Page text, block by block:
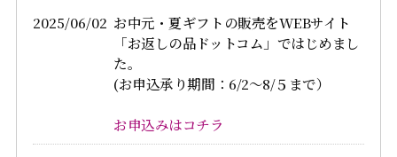
2025/06/02 お中元・夏ギフトの販売をWEBサイト
「お返しの品ドットコム」ではじめまし
た。
(お申込承り期間：6/2～8/５まで）
お申込みはコチラ